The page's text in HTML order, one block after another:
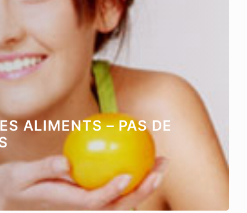
ALIMENTS – PAS DE